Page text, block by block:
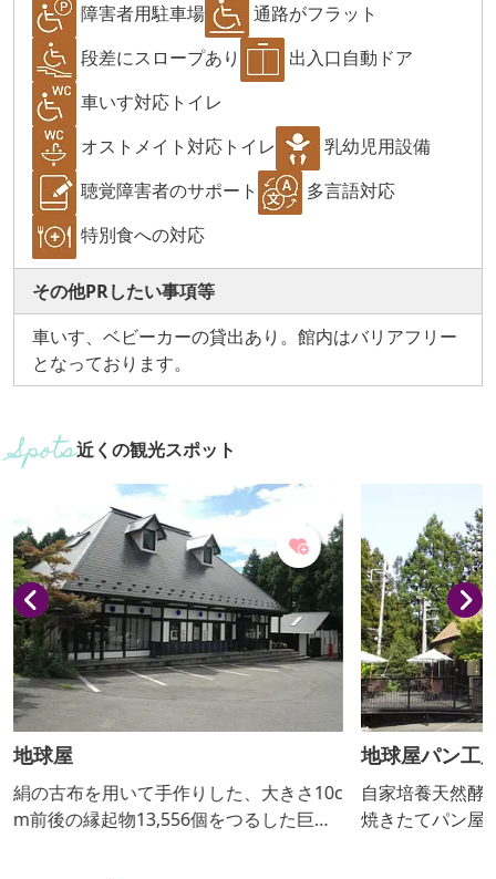
障害者用駐車場
通路がフラット
段差にスロープあり
出入口自動ドア
車いす対応トイレ
オストメイト対応トイレ
乳幼児用設備
聴覚障害者のサポート
多言語対応
特別食への対応
その他PRしたい事項等
車いす、ベビーカーの貸出あり。館内はバリアフリー
となっております。
近くの観光スポット
地球屋
絹の古布を用いて手作りした、大きさ10c
m前後の縁起物13,556個をつるした巨大
地球屋パン工
自家培養天然酵
焼きたてパン屋